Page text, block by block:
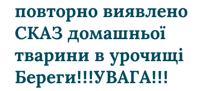
повторно виявлено
СКАЗ домашньої
тварини в урочищі
Береги!!!УВАГА!!!